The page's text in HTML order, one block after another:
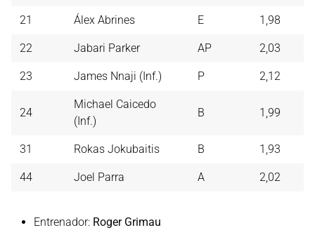
21 Álex Abrines E 1,98
22 Jabari Parker AP 2,03
23 James Nnaji (Inf.) P 2,12
24
Michael Caicedo
(Inf.)
B 1,99
31 Rokas Jokubaitis B 1,93
44 Joel Parra A 2,02
Entrenador: Roger Grimau